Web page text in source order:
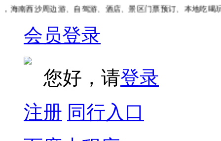
南西沙周边游、自驾游、酒店、景区门票预订、本地吃喝玩
会员登录
您好，请登录
注册 同行入口